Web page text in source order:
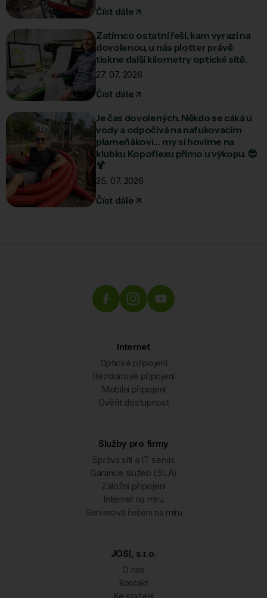
Číst dále
Zatímco ostatní řeší, kam vyrazí na
dovolenou, u nás plotter právě
tiskne další kilometry optické sítě.
27. 07. 2026
Číst dále
Je čas dovolených. Někdo se cáká u
vody a odpočívá na nafukovacím
plameňákovi… my si hovíme na
klubku Kopoflexu přímo u výkopu. 😎
🍹
25. 07. 2026
Číst dále
Internet
Optické připojení
Bezdrátové připojení
Mobilní připojení
Ověřit dostupnost
Služby pro firmy
Správa sítí a IT servis
Garance služeb (SLA)
Záložní připojení
Internet na míru
Serverová řešení na míru
JOSI, s.r.o.
O nás
Kontakt
Ke stažení